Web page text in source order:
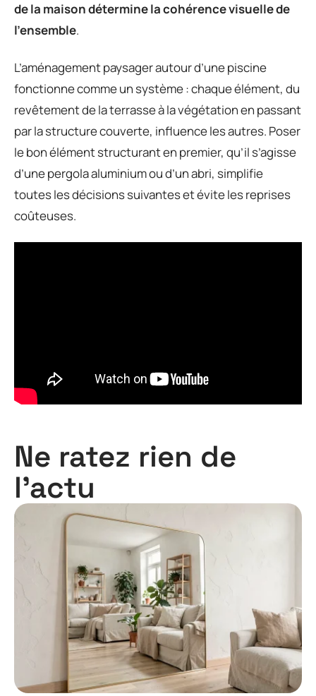
de la maison détermine la cohérence visuelle de
l’ensemble.
L’aménagement paysager autour d’une piscine
fonctionne comme un système : chaque élément, du
revêtement de la terrasse à la végétation en passant
par la structure couverte, influence les autres. Poser
le bon élément structurant en premier, qu’il s’agisse
d’une pergola aluminium ou d’un abri, simplifie
toutes les décisions suivantes et évite les reprises
coûteuses.
Ne ratez rien de
l'actu